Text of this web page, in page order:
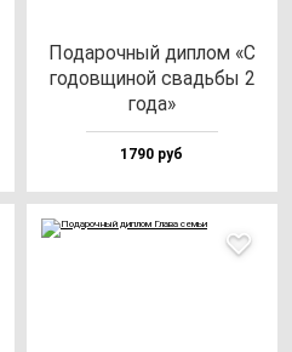
Пода­роч­ный дип­лом «С
го­дов­щи­ной свадь­бы 2
го­да»
1790 руб